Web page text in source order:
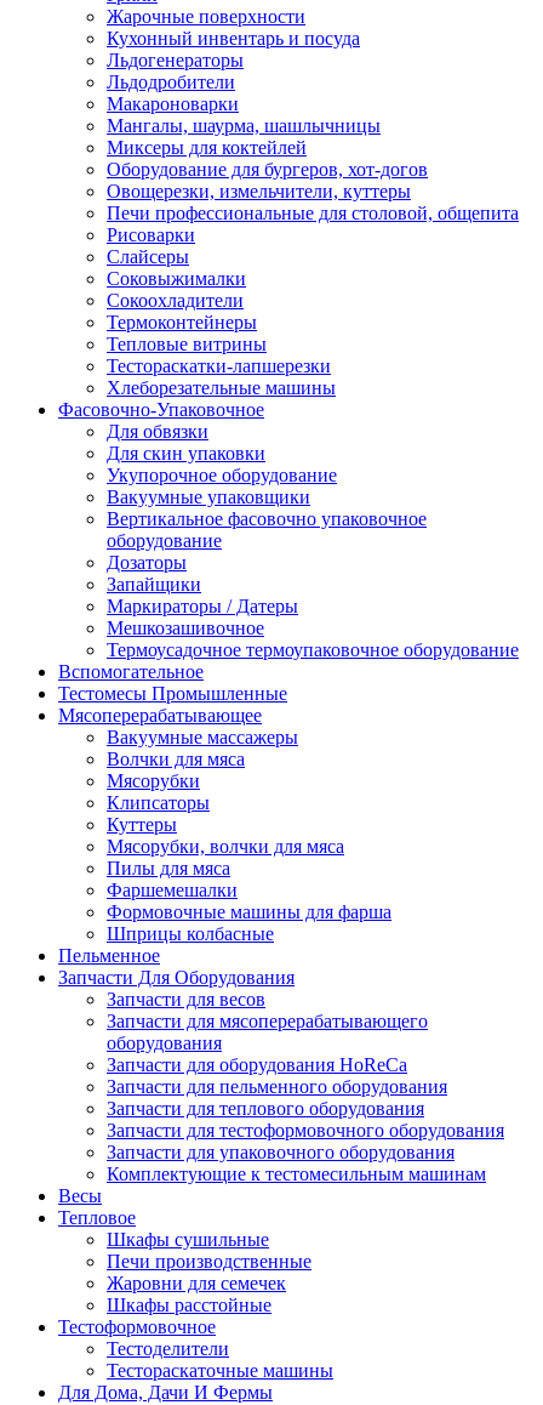
Жарочные поверхности
Кухонный инвентарь и посуда
Льдогенераторы
Льдодробители
Макароноварки
Мангалы, шаурма, шашлычницы
Миксеры для коктейлей
Оборудование для бургеров, хот-догов
Овощерезки, измельчители, куттеры
Печи профессиональные для столовой, общепита
Рисоварки
Слайсеры
Соковыжималки
Сокоохладители
Термоконтейнеры
Тепловые витрины
Тестораскатки-лапшерезки
Хлеборезательные машины
Фасовочно-Упаковочное
Для обвязки
Для скин упаковки
Укупорочное оборудование
Вакуумные упаковщики
Вертикальное фасовочно упаковочное
оборудование
Дозаторы
Запайщики
Маркираторы / Датеры
Мешкозашивочное
Термоусадочное термоупаковочное оборудование
Вспомогательное
Тестомесы Промышленные
Мясоперерабатывающее
Вакуумные массажеры
Волчки для мяса
Мясорубки
Клипсаторы
Куттеры
Мясорубки, волчки для мяса
Пилы для мяса
Фаршемешалки
Формовочные машины для фарша
Шприцы колбасные
Пельменное
Запчасти Для Оборудования
Запчасти для весов
Запчасти для мясоперерабатывающего
оборудования
Запчасти для оборудования HoReCa
Запчасти для пельменного оборудования
Запчасти для теплового оборудования
Запчасти для тестоформовочного оборудования
Запчасти для упаковочного оборудования
Комплектующие к тестомесильным машинам
Весы
Тепловое
Шкафы сушильные
Печи производственные
Жаровни для семечек
Шкафы расстойные
Тестоформовочное
Тестоделители
Тестораскаточные машины
Для Дома, Дачи И Фермы